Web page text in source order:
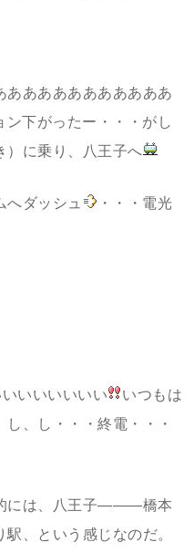
あああああああああああ
ン下がったー・・・がし
）に乗り、八王子へ
へダッシュ
・・・電光
いいいいいい
いつもは
、し・・・終電・・・
には、八王子―――橋本
という感じなのだ。